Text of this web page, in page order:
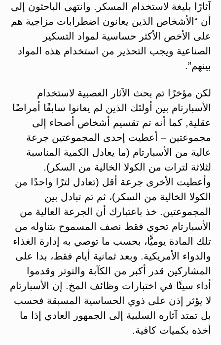
آثارًا بليغة لاستخدام المسكر. وانتهى الباحثون إلى
أن “الأشخاص الذين يعانون اضطرابات مزاجية هم
على الأخص الأكثر حساسية لمواد التسكير
الصناعية ويجب التحذير من استخدام هذه المواد
بينهم”.
لكن مؤخرًا تم بحث الآثار العصبية لاستخدام
الأسبارتام بين أولئك الذين لم يعانوا سابقًا أمراضًا
عقلية, كما أنه تم تقسيم أشخاص أصحاء إلى
مجموعتين – أعطيت إحدى المجموعتين جرعة
عالية من الأسبارتام (ما يعادل الكمية المناسبة
لثلاثة لترات من الكولا الخالية من السكر).
وأعطيت الأخرى جرعة أقل (تعادل لترًا واحدًا من
الكولا الخالية من السكر)، ثم تم تبادل بين
المجموعتين. خذ باعتبارك أن الجرعة العالية من
الأسبارتام تحوي فقط نصف المسموح بتناوله من
تلك المادة يوميًّا، بحسب ما توصي به إدارة الغذاء
والدواء الأمريكية. وبعد ثمانية أيام فقط، بدا على
المشاركين قدر أكبر من الكآبة والتوتر وقدموا
أداء سيئًا في اختبارات وظائف المخ. إن الأسبارتام
لا يؤثر إذن على ذوي الحساسية المسبقة فحسب
بل تمتد آثاره السلبية إلى الجمهور العادي إذا ما
أخذه بكميات كافية.